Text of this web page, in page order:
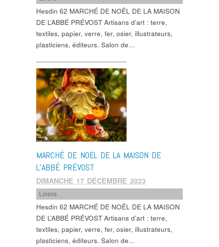
Hesdin 62 MARCHÉ DE NOËL DE LA MAISON
DE L’ABBÉ PRÉVOST Artisans d’art : terre,
textiles, papier, verre, fer, osier, illustrateurs,
plasticiens, éditeurs. Salon de…
MARCHÉ DE NOËL DE LA MAISON DE
L’ABBÉ PRÉVOST
DIMANCHE 17 DÉCEMBRE 2023
Loisirs
Hesdin 62 MARCHÉ DE NOËL DE LA MAISON
DE L’ABBÉ PRÉVOST Artisans d’art : terre,
textiles, papier, verre, fer, osier, illustrateurs,
plasticiens, éditeurs. Salon de…